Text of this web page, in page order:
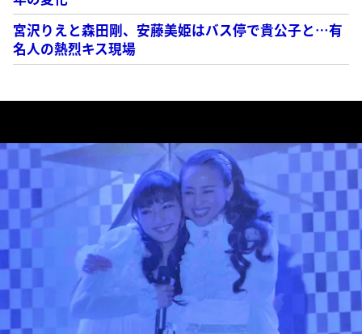
宮沢りえと森田剛、安藤美姫はバス停で貴公子と…有
名人の熱烈キス現場